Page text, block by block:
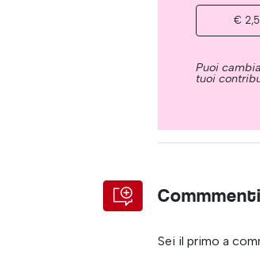
€
Puoi
tuoi
Commmenti
Sei il primo a